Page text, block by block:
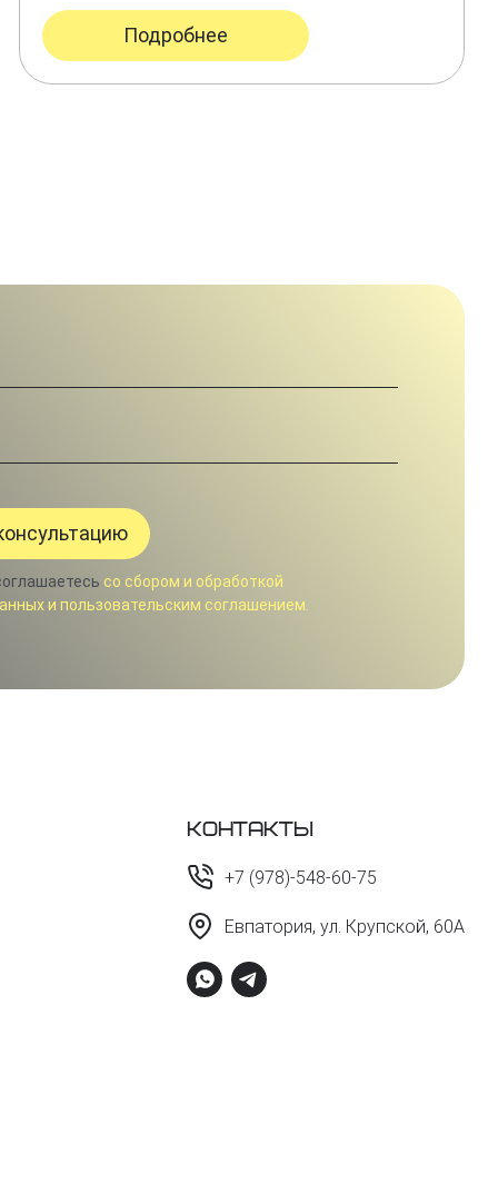
Подробнее
со сбором и обработкой
и пользовательским соглашением.
Контакты
+7 (978)-548-60-75
Евпатория, ул. Крупской, 60А